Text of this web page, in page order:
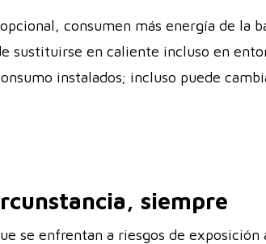
consumen más energía de la
sustituirse en caliente incluso en
instalados; incluso puede
siempre
se enfrentan a riesgos de exposición